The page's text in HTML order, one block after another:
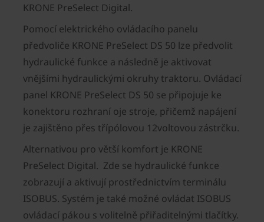
KRONE PreSelect Digital.
Pomocí elektrického ovládacího panelu
předvoliče KRONE PreSelect DS 50 lze předvolit
hydraulické funkce a následně je aktivovat
vnějšími hydraulickými okruhy traktoru. Ovládací
panel KRONE PreSelect DS 50 se připojuje ke
konektoru rozhraní oje stroje, přičemž napájení
je zajištěno přes třípólovou 12voltovou zástrčku.
Alternativou pro větší komfort je KRONE
PreSelect Digital. Zde se hydraulické funkce
zobrazují a aktivují prostřednictvím terminálu
ISOBUS. Systém je také možné ovládat ISOBUS
ovládací pákou s volitelně přiřaditelnými tlačítky.